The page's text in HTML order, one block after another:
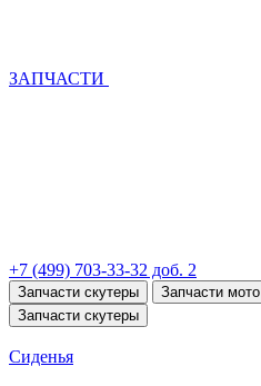
ЗАПЧАСТИ
+7 (499) 703-33-32 доб. 2
Запчасти скутеры Запчасти мото
Запчасти скутеры
Сиденья